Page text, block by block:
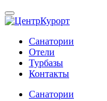
Санатории
Отели
Турбазы
Контакты
Санатории